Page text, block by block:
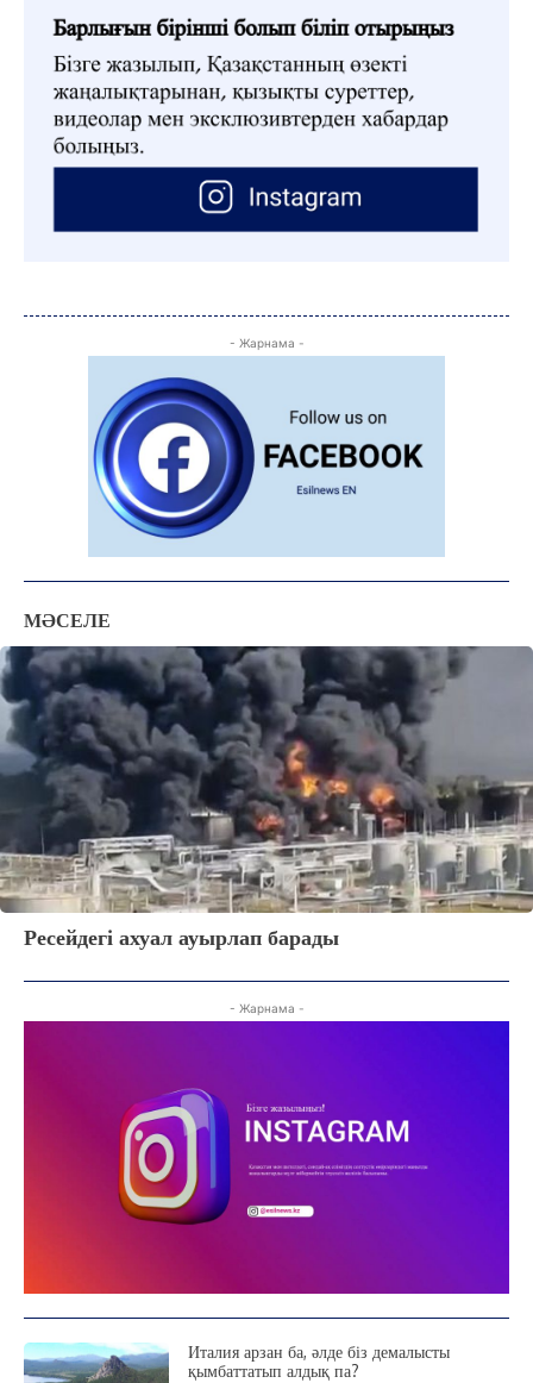
СҰХБАТ
АРНАЙЫ ЖОБА
ӘЛЕУМЕТ
ҚҰҚЫҚ
ШЕЖІРЕ
C
Жоба туралы Байланыс Жарнама
- Жарнама -
МӘСЕЛЕ
Ресейдегі ахуал ауырлап барады
- Жарнама -
Италия арзан ба, әлде біз демалысты
қымбаттатып алдық па?